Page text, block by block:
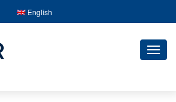
English